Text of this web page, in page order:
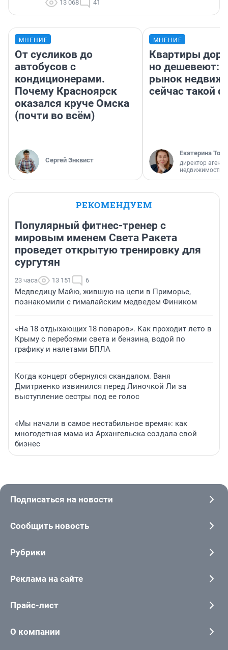
13 068 41
МНЕНИЕ
От сусликов до
автобусов с
кондиционерами.
Почему Красноярск
оказался круче Омска
(почти во всём)
Сергей Энквист
МНЕНИЕ
Квартиры
но дешевеют:
рынок
сейчас такой
Екатерина
директор
недвижимости
РЕКОМЕНДУЕМ
Популярный фитнес-тренер с
мировым именем Света Ракета
проведет открытую тренировку для
сургутян
23 часа 13 151 6
Медведицу Майю, жившую на цепи в Приморье,
познакомили с гималайским медведем Фиником
«На 18 отдыхающих 18 поваров». Как проходит лето в
Крыму с перебоями света и бензина, водой по
графику и налетами БПЛА
Когда концерт обернулся скандалом. Ваня
Дмитриенко извинился перед Линочкой Ли за
выступление сестры под ее голос
«Мы начали в самое нестабильное время»: как
многодетная мама из Архангельска создала свой
бизнес
Подписаться на новости
Сообщить новость
Рубрики
Реклама на сайте
Прайс-лист
О компании